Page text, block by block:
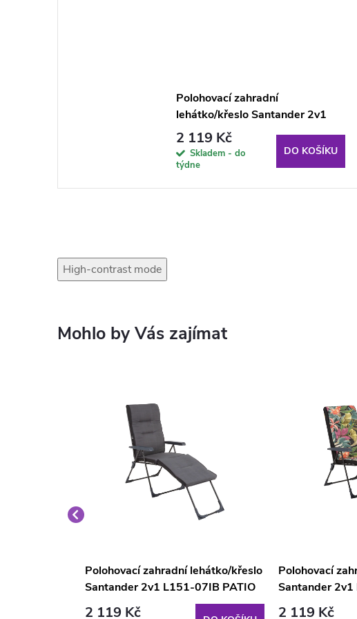
Polohovací zahradní
lehátko/křeslo Santander 2v1
G050-06IB PATIO
2 119 Kč
Skladem - do
týdne
DO KOŠÍKU
High-contrast mode
Polohovací zahradní lehátko/křeslo
Santander 2v1 L151-07IB PATIO
2 119 Kč
Polohovací
Santander
23IB PATIO
2 119 Kč